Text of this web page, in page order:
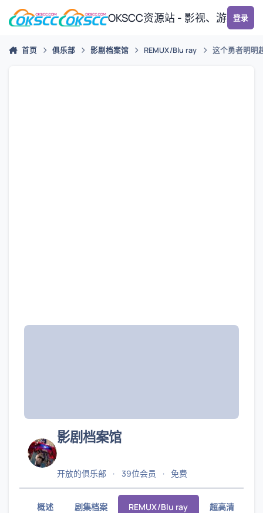
跳转到帖子
OKSCC资源站 - 影视、游戏、
登录
首页 俱乐部 影剧档案馆 REMUX/Blu ray 这个勇者明明
影剧档案馆
开放的俱乐部 39位会员 免费
概述 剧集档案 REMUX/Blu ray 超高清